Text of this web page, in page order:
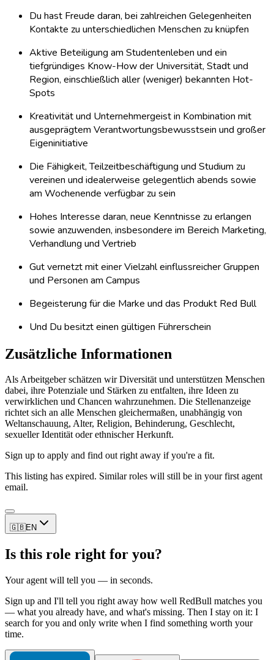
Du hast Freude daran, bei zahlreichen Gelegenheiten
Kontakte zu unterschiedlichen Menschen zu knüpfen
Aktive Beteiligung am Studentenleben und ein
tiefgründiges Know-How der Universität, Stadt und
Region, einschließlich aller (weniger) bekannten Hot-
Spots
Kreativität und Unternehmergeist in Kombination mit
ausgeprägtem Verantwortungsbewusstsein und großer
Eigeninitiative
Die Fähigkeit, Teilzeitbeschäftigung und Studium zu
vereinen und idealerweise gelegentlich abends sowie
am Wochenende verfügbar zu sein
Hohes Interesse daran, neue Kenntnisse zu erlangen
sowie anzuwenden, insbesondere im Bereich Marketing,
Verhandlung und Vertrieb
Gut vernetzt mit einer Vielzahl einflussreicher Gruppen
und Personen am Campus
Begeisterung für die Marke und das Produkt Red Bull
Und Du besitzt einen gültigen Führerschein
Zusätzliche Informationen
Als Arbeitgeber schätzen wir Diversität und unterstützen Menschen
dabei, ihre Potenziale und Stärken zu entfalten, ihre Ideen zu
verwirklichen und Chancen wahrzunehmen. Die Stellenanzeige
richtet sich an alle Menschen gleichermaßen, unabhängig von
Weltanschauung, Alter, Religion, Behinderung, Geschlecht,
sexueller Identität oder ethnischer Herkunft.
Sign up to apply and find out right away if you're a fit.
This listing has expired. Similar roles will still be in your first agent
email.
🇬🇧EN
Is this role right for you?
Your agent will tell you — in seconds.
Sign up and I'll tell you right away how well RedBull matches you
— what you already have, and what's missing. Then I stay on it: I
search for you and only write when I find something worth your
time.